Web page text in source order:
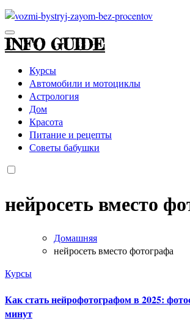
INFO GUIDE
Курсы
Автомобили и мотоциклы
Астрология
Дом
Красота
Питание и рецепты
Советы бабушки
нейросеть вместо
Домашняя
нейросеть вместо фотографа
Курсы
Как стать нейрофотографом в 2025:
минут